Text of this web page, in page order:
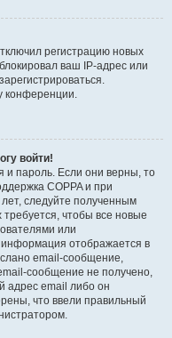
регистрацию новых
ваш IP-адрес или
конференции.
войти!
и пароль. Если они верны, то
COPPA и при
следуйте полученным
чтобы все новые
или
отображается в
email-сообщение,
сообщение не получено,
адрес email либо он
что ввели правильный